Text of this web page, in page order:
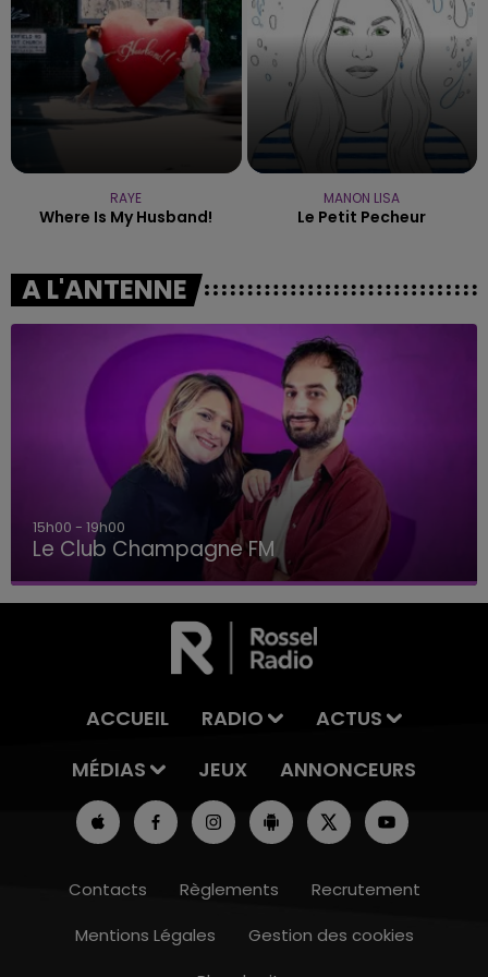
RAYE
Where Is My Husband!
MANON LISA
Le Petit Pecheur
A L'ANTENNE
15h00 - 19h00
Le Club Champagne FM
ACCUEIL RADIO
ACTUS
MÉDIAS
JEUX ANNONCEURS
Contacts Règlements
Recrutement
Mentions Légales
Gestion des cookies